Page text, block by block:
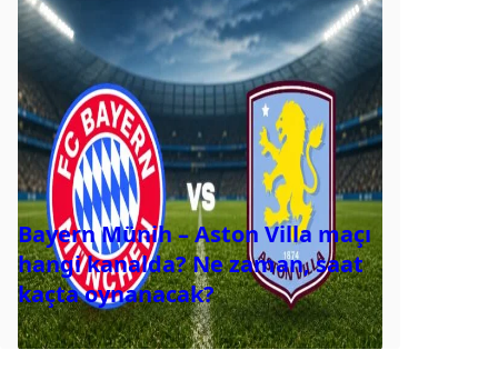
Bayern Münih – Aston Villa maçı
hangi kanalda? Ne zaman, saat
kaçta oynanacak?